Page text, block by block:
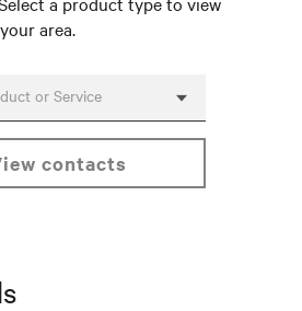
area.
or Service
view contacts